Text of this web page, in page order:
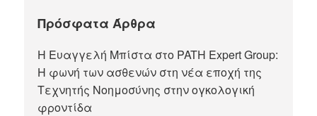
Πρόσφατα Άρθρα
Η Ευαγγελή Μπίστα στο PATH Expert Group:
Η φωνή των ασθενών στη νέα εποχή της
Τεχνητής Νοημοσύνης στην ογκολογική
φροντίδα